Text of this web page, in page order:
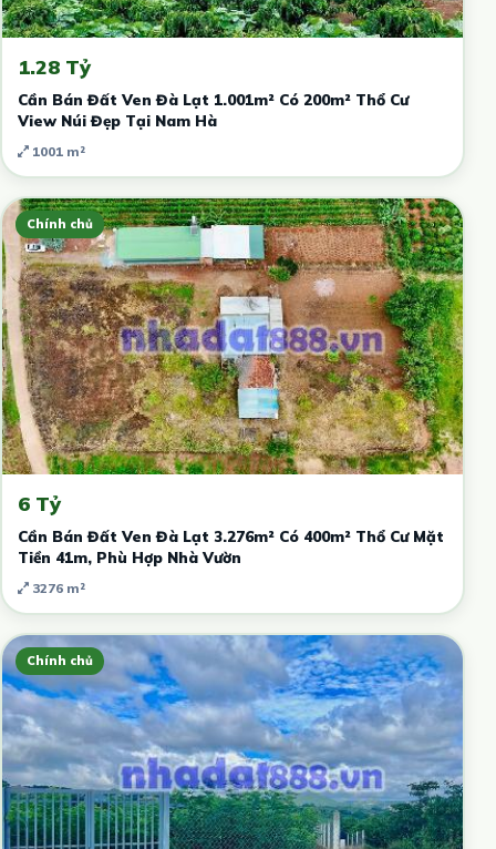
1.28 Tỷ
Cần Bán Đất Ven Đà Lạt 1.001m² Có 200m² Thổ Cư
View Núi Đẹp Tại Nam Hà
1001 m²
Chính chủ
6 Tỷ
Cần Bán Đất Ven Đà Lạt 3.276m² Có 400m² Thổ Cư Mặt
Tiền 41m, Phù Hợp Nhà Vườn
3276 m²
Chính chủ